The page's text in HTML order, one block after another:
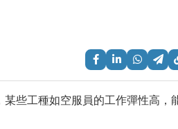
些工種如空服員的工作彈性高，